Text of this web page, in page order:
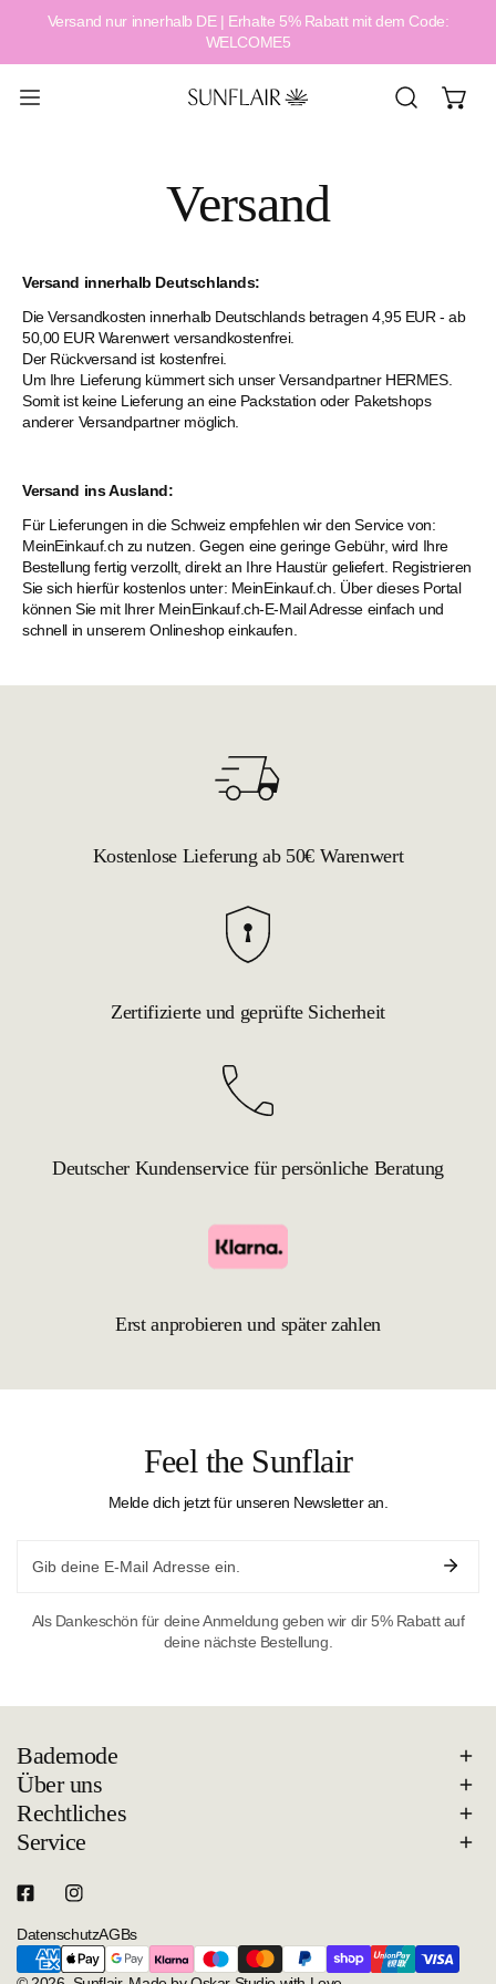
springen
Versand nur innerhalb DE | Erhalte 5% Rabatt mit dem Code:
WELCOME5
Versand
Versand innerhalb Deutschlands:
Die Versandkosten innerhalb Deutschlands betragen 4,95 EUR - ab
50,00 EUR Warenwert versandkostenfrei.
Der Rückversand ist kostenfrei.
Um Ihre Lieferung kümmert sich unser Versandpartner HERMES.
Somit ist keine Lieferung an eine Packstation oder Paketshops
anderer Versandpartner möglich.
Versand ins Ausland:
Für Lieferungen in die Schweiz empfehlen wir den Service von:
MeinEinkauf.ch zu nutzen. Gegen eine geringe Gebühr, wird Ihre
Bestellung fertig verzollt, direkt an Ihre Haustür geliefert. Registrieren
Sie sich hierfür kostenlos unter: MeinEinkauf.ch. Über dieses Portal
können Sie mit Ihrer MeinEinkauf.ch-E-Mail Adresse einfach und
schnell in unserem Onlineshop einkaufen.
Kostenlose Lieferung ab 50€ Warenwert
Zertifizierte und geprüfte Sicherheit
Deutscher Kundenservice für persönliche Beratung
Erst anprobieren und später zahlen
Feel the Sunflair
Melde dich jetzt für unseren Newsletter an.
Als Dankeschön für deine Anmeldung geben wir dir 5% Rabatt auf
deine nächste Bestellung.
Bademode
Über uns
Rechtliches
Service
DatenschutzAGBs
Zahlungsarten